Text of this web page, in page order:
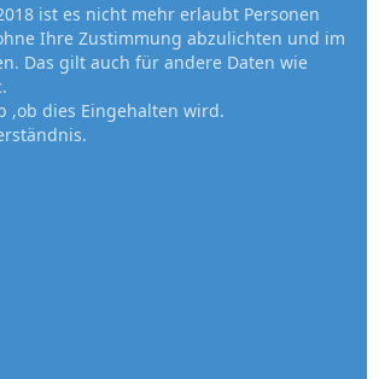
ist es nicht mehr erlaubt Personen
Ihre Zustimmung abzulichten und im
Das gilt auch für andere Daten wie
,ob dies Eingehalten wird.